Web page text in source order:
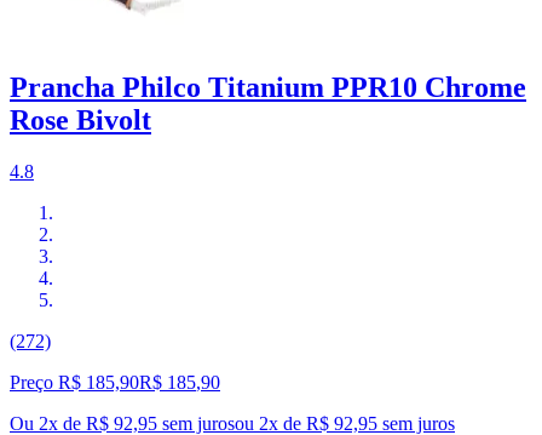
Prancha Philco Titanium PPR10 Chrome
Rose Bivolt
4.8
(272)
Preço R$ 185,90R$ 185,90
Ou 2x de R$ 92,95 sem jurosou 2x de R$ 92,95 sem juros